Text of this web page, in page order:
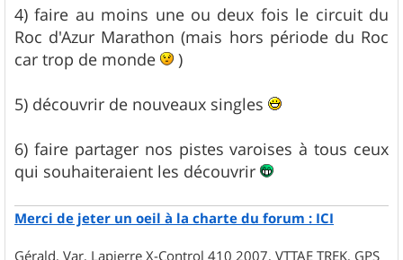
4) faire au moins une ou deux fois le circuit du
Roc d'Azur Marathon (mais hors période du Roc
car trop de monde
)
5) découvrir de nouveaux singles
6) faire partager nos pistes varoises à tous ceux
qui souhaiteraient les découvrir
Merci de jeter un oeil à la charte du forum : ICI
Gérald, Var, Lapierre X-Control 410 2007, VTTAE TREK, GPS